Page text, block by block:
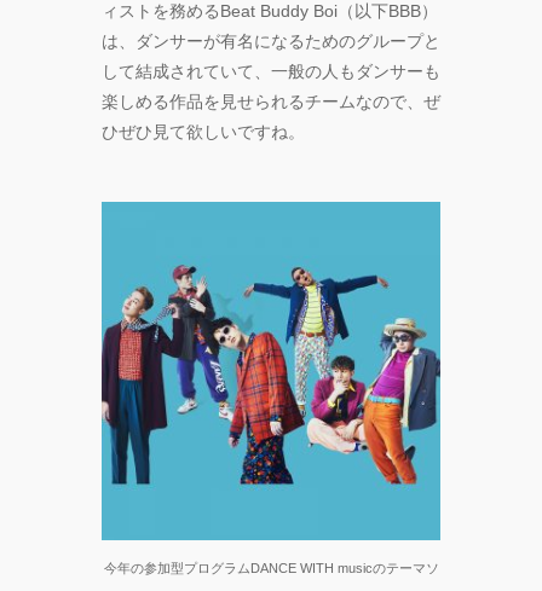
ィストを務めるBeat Buddy Boi（以下BBB）
は、ダンサーが有名になるためのグループと
して結成されていて、一般の人もダンサーも
楽しめる作品を見せられるチームなので、ぜ
ひぜひ見て欲しいですね。
今年の参加型プログラムDANCE WITH musicのテーマソ